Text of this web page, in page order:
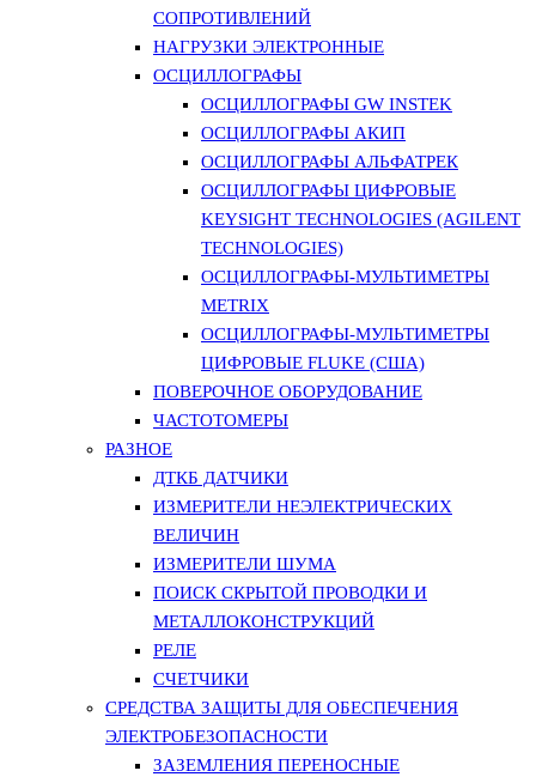
СОПРОТИВЛЕНИЙ
НАГРУЗКИ ЭЛЕКТРОННЫЕ
ОСЦИЛЛОГРАФЫ
ОСЦИЛЛОГРАФЫ GW INSTEK
ОСЦИЛЛОГРАФЫ АКИП
ОСЦИЛЛОГРАФЫ АЛЬФАТРЕК
ОСЦИЛЛОГРАФЫ ЦИФРОВЫЕ
KEYSIGHT TECHNOLOGIES (AGILENT
TECHNOLOGIES)
ОСЦИЛЛОГРАФЫ-МУЛЬТИМЕТРЫ
METRIX
ОСЦИЛЛОГРАФЫ-МУЛЬТИМЕТРЫ
ЦИФРОВЫЕ FLUKE (США)
ПОВЕРОЧНОЕ ОБОРУДОВАНИЕ
ЧАСТОТОМЕРЫ
РАЗНОЕ
ДТКБ ДАТЧИКИ
ИЗМЕРИТЕЛИ НЕЭЛЕКТРИЧЕСКИХ
ВЕЛИЧИН
ИЗМЕРИТЕЛИ ШУМА
ПОИСК СКРЫТОЙ ПРОВОДКИ И
МЕТАЛЛОКОНСТРУКЦИЙ
РЕЛЕ
СЧЕТЧИКИ
СРЕДСТВА ЗАЩИТЫ ДЛЯ ОБЕСПЕЧЕНИЯ
ЭЛЕКТРОБЕЗОПАСНОСТИ
ЗАЗЕМЛЕНИЯ ПЕРЕНОСНЫЕ